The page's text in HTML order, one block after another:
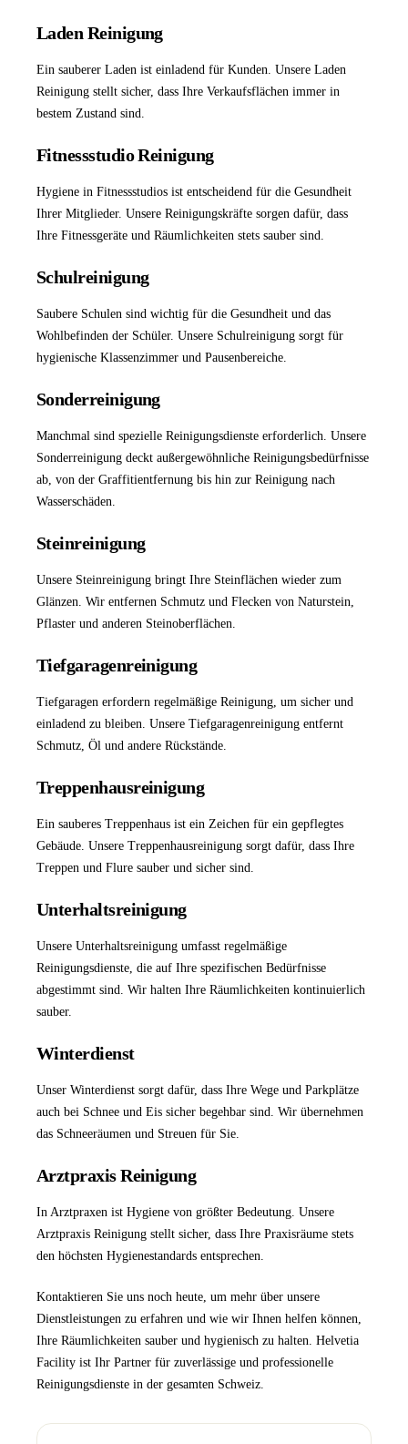
Laden Reinigung
Ein sauberer Laden ist einladend für Kunden. Unsere Laden
Reinigung stellt sicher, dass Ihre Verkaufsflächen immer in
bestem Zustand sind.
Fitnessstudio Reinigung
Hygiene in Fitnessstudios ist entscheidend für die Gesundheit
Ihrer Mitglieder. Unsere Reinigungskräfte sorgen dafür, dass
Ihre Fitnessgeräte und Räumlichkeiten stets sauber sind.
Schulreinigung
Saubere Schulen sind wichtig für die Gesundheit und das
Wohlbefinden der Schüler. Unsere Schulreinigung sorgt für
hygienische Klassenzimmer und Pausenbereiche.
Sonderreinigung
Manchmal sind spezielle Reinigungsdienste erforderlich. Unsere
Sonderreinigung deckt außergewöhnliche Reinigungsbedürfnisse
ab, von der Graffitientfernung bis hin zur Reinigung nach
Wasserschäden.
Steinreinigung
Unsere Steinreinigung bringt Ihre Steinflächen wieder zum
Glänzen. Wir entfernen Schmutz und Flecken von Naturstein,
Pflaster und anderen Steinoberflächen.
Tiefgaragenreinigung
Tiefgaragen erfordern regelmäßige Reinigung, um sicher und
einladend zu bleiben. Unsere Tiefgaragenreinigung entfernt
Schmutz, Öl und andere Rückstände.
Treppenhausreinigung
Ein sauberes Treppenhaus ist ein Zeichen für ein gepflegtes
Gebäude. Unsere Treppenhausreinigung sorgt dafür, dass Ihre
Treppen und Flure sauber und sicher sind.
Unterhaltsreinigung
Unsere Unterhaltsreinigung umfasst regelmäßige
Reinigungsdienste, die auf Ihre spezifischen Bedürfnisse
abgestimmt sind. Wir halten Ihre Räumlichkeiten kontinuierlich
sauber.
Winterdienst
Unser Winterdienst sorgt dafür, dass Ihre Wege und Parkplätze
auch bei Schnee und Eis sicher begehbar sind. Wir übernehmen
das Schneeräumen und Streuen für Sie.
Arztpraxis Reinigung
In Arztpraxen ist Hygiene von größter Bedeutung. Unsere
Arztpraxis Reinigung stellt sicher, dass Ihre Praxisräume stets
den höchsten Hygienestandards entsprechen.
Kontaktieren Sie uns noch heute, um mehr über unsere
Dienstleistungen zu erfahren und wie wir Ihnen helfen können,
Ihre Räumlichkeiten sauber und hygienisch zu halten. Helvetia
Facility ist Ihr Partner für zuverlässige und professionelle
Reinigungsdienste in der gesamten Schweiz.